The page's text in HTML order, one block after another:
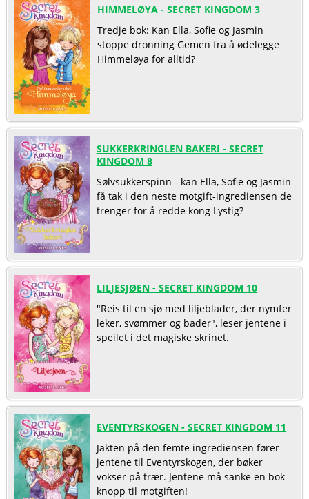
HIMMELØYA - SECRET KINGDOM 3
Tredje bok: Kan Ella, Sofie og Jasmin
stoppe dronning Gemen fra å ødelegge
Himmeløya for alltid?
SUKKERKRINGLEN BAKERI - SECRET
KINGDOM 8
Sølvsukkerspinn - kan Ella, Sofie og Jasmin
få tak i den neste motgift-ingrediensen de
trenger for å redde kong Lystig?
LILJESJØEN - SECRET KINGDOM 10
"Reis til en sjø med liljeblader, der nymfer
leker, svømmer og bader", leser jentene i
speilet i det magiske skrinet.
EVENTYRSKOGEN - SECRET KINGDOM 11
Jakten på den femte ingrediensen fører
jentene til Eventyrskogen, der bøker
vokser på trær. Jentene må sanke en bok-
knopp til motgiften!